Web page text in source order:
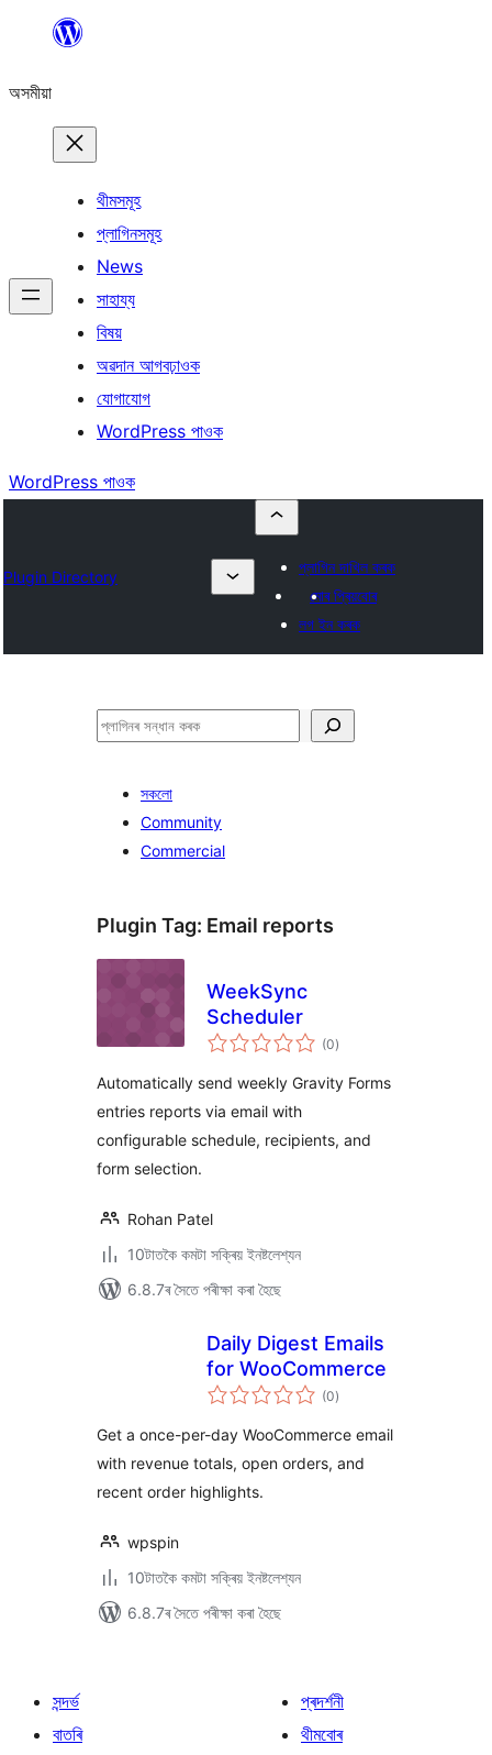
বিষয়বস্তুলৈ
অসমীয়া
থীমসমূহ
প্লাগিনসমূহ
News
সাহায্য
বিষয়
অৱদান আগবঢ়াওক
যোগাযোগ
WordPress পাওক
WordPress পাওক
Plugin Directory
প্লাগিন দাখিল কৰক
মোৰ প্ৰিয়বোৰ
লগ ইন কৰক
সন্ধান
সকলো
Community
Commercial
Plugin Tag: Email reports
WeekSync
Scheduler
(0টা
মুঠ)
Automatically send weekly Gravity Forms
entries reports via email with
configurable schedule, recipients, and
form selection.
Rohan Patel
10টাতকৈ কমটা সক্ৰিয় ইনষ্টলেশ্যন
6.8.7ৰ সৈতে পৰীক্ষা কৰা হৈছে
Daily Digest Emails
for WooCommerce
(0টা
মুঠ)
Get a once-per-day WooCommerce email
with revenue totals, open orders, and
recent order highlights.
wpspin
10টাতকৈ কমটা সক্ৰিয় ইনষ্টলেশ্যন
6.8.7ৰ সৈতে পৰীক্ষা কৰা হৈছে
সন্দৰ্ভ
বাতৰি
প্ৰদৰ্শনী
থীমবোৰ